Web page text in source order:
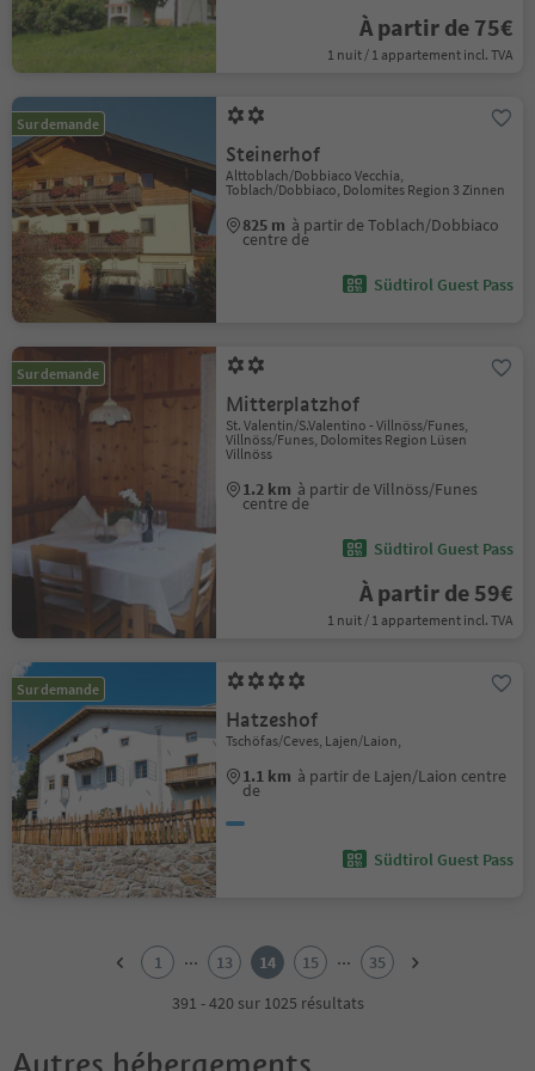
À partir de 75€
1 nuit / 1 appartement incl. TVA
Sur demande
Steinerhof
Alttoblach/Dobbiaco Vecchia,
Toblach/Dobbiaco, Dolomites Region 3 Zinnen
825 m à partir de Toblach/Dobbiaco
centre de
Südtirol Guest Pass
Sur demande
Mitterplatzhof
St. Valentin/S.Valentino - Villnöss/Funes,
Villnöss/Funes, Dolomites Region Lüsen
Villnöss
1.2 km à partir de Villnöss/Funes
centre de
Südtirol Guest Pass
À partir de 59€
1 nuit / 1 appartement incl. TVA
Sur demande
Hatzeshof
Tschöfas/Ceves, Lajen/Laion,
1.1 km à partir de Lajen/Laion centre
de
Südtirol Guest Pass
1 ... 13 14 15 ...
35
391 - 420 sur 1025 résultats